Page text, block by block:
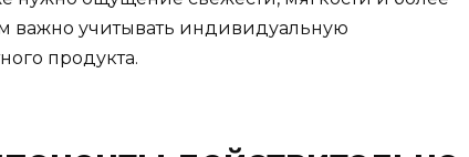
важно учитывать индивидуальную
продукта.